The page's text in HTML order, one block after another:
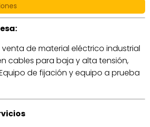
venta de material eléctrico industrial
cables para baja y alta tensión,
de fijación y equipo a prueba